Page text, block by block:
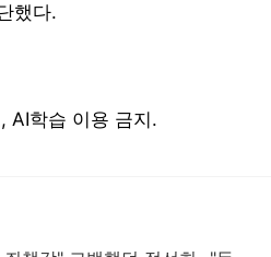
했다.
AI학습 이용 금지.